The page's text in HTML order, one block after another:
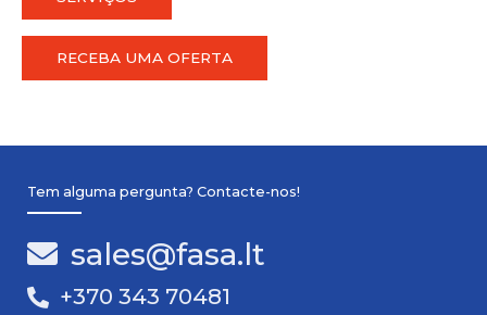
RECEBA UMA OFERTA
Tem alguma pergunta? Contacte-nos!
sales@fasa.lt
+370 343 70481